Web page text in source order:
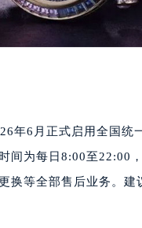
广场（CCMALL）C座
场10层1015室（需提
大厦7层G室（需提前预
国贸中心T1写字楼9层
苏州中心办公楼C座22
易大厦38层09室（需
年6月正式启用全国
间为每日8:00至22:00
换等全部售后业务。建